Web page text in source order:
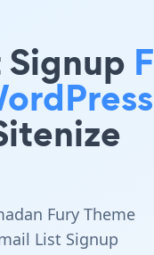
Fury Theme
List Signup